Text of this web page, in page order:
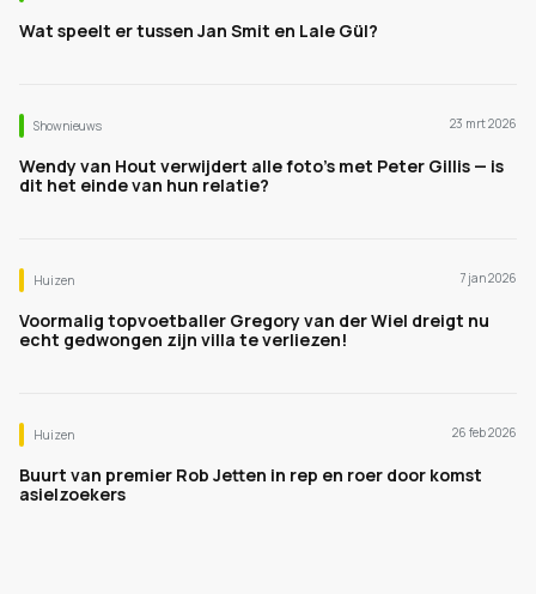
Wat speelt er tussen Jan Smit en Lale Gül?
Shownieuws 23 mrt 2026
Wendy van Hout verwijdert alle foto’s met Peter Gillis — is
dit het einde van hun relatie?
Huizen 7 jan 2026
Voormalig topvoetballer Gregory van der Wiel dreigt nu
echt gedwongen zijn villa te verliezen!
Huizen 26 feb 2026
Buurt van premier Rob Jetten in rep en roer door komst
asielzoekers